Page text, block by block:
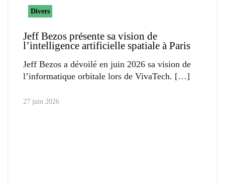
Divers
Jeff Bezos présente sa vision de
l’intelligence artificielle spatiale à Paris
Jeff Bezos a dévoilé en juin 2026 sa vision de
l’informatique orbitale lors de VivaTech.
27 juin 2026